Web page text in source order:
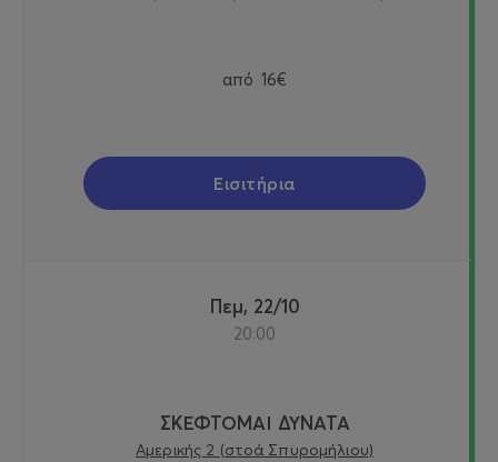
από 16€
Εισιτήρια
Πεμ, 22/10
20:00
ΣΚΕΦΤΟΜΑΙ ΔΥΝΑΤΑ
Αμερικής 2 (στοά Σπυρομήλιου)